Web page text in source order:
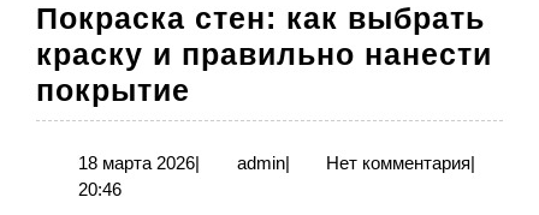
Покраска стен: как выбрать
краску и правильно нанести
покрытие
стен:
как
18 марта 202618
| adminadmin
| Нет комментария|
20:46